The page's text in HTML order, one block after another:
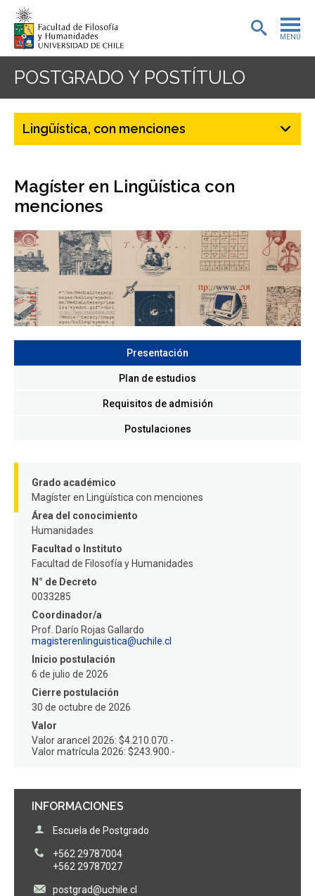
MENÚ
PORTADA
PREGRADO
INVESTIGACIÓN
EXTENSIÓN
BIBLIOTECA
DEPARTAMENTOS
FACULTAD
POSTGRADO Y POSTÍTULO
Lingüística, con menciones
Magíster en Lingüística con
menciones
Presentación
Plan de estudios
Requisitos de admisión
Postulaciones
INFORMACIONES
Escuela de Postgrado
+562 29787004
+562 29787027
postgrad@uchile.cl
Grado académico
Magíster en Lingüística con menciones
Área del conocimiento
Humanidades
Facultad o Instituto
Facultad de Filosofía y Humanidades
N° de Decreto
0033285
Coordinador/a
Prof. Darío Rojas Gallardo
magisterenlinguistica@uchile.cl
Inicio postulación
6 de julio de 2026
Cierre postulación
30 de octubre de 2026
Valor
Valor arancel 2026: $4.210.070.-
Valor matrícula 2026: $243.900.-